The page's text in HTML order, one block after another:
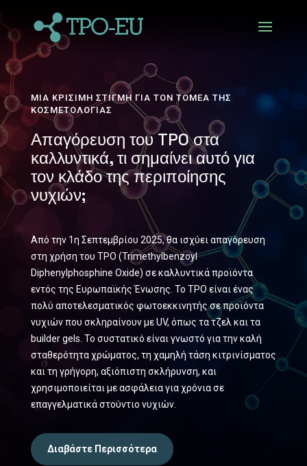
ΜΙΑ ΚΡΊΣΙΜΗ ΣΤΙΓΜΉ ΓΙΑ ΤΟΝ ΤΟΜΈΑ ΤΗΣ
ΚΟΣΜΕΤΟΛΟΓΊΑΣ
Απαγόρευση του TPO στα
καλλυντικά, τι σημαίνει αυτό για
τον κλάδο της περιποίησης
νυχιών;
Από την 1η Σεπτεμβρίου 2025, θα ισχύει απαγόρευση
στη χρήση του TPO (Trimethylbenzoyl
Diphenylphosphine Oxide) σε καλλυντικά προϊόντα
εντός της Ευρωπαϊκής Ένωσης. Το TPO είναι ένας
πολύ αποτελεσματικός φωτοεκκινητής σε προϊόντα
νυχιών που σκληραίνουν με UV, όπως τα τζελ και τα
builder gels. Το συστατικό είναι γνωστό για την καλή
σταθερότητα χρώματος, τη χαμηλή τάση κιτρινίσματος
και τη γρήγορη, αξιόπιστη σκλήρυνση, και
χρησιμοποιείται με ασφάλεια για χρόνια σε
επαγγελματικά στούντιο νυχιών.
Διαβάστε Περισσότερα